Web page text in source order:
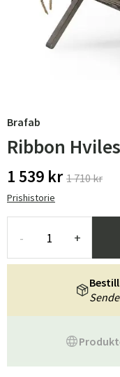
Brafab
Ribbon
1 539 kr 1 710 kr
Prishistorie
- +